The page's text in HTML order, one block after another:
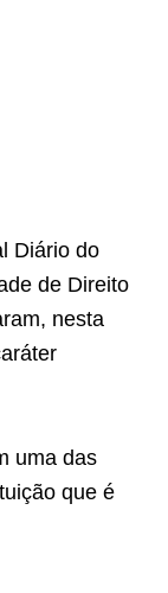
Diário do
de Direito
nesta
uma das
que é